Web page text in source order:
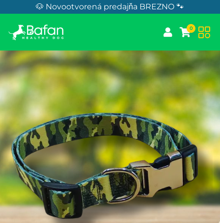
Skip to Content🐶 Novootvorená predajňa BREZNO 🐾
0